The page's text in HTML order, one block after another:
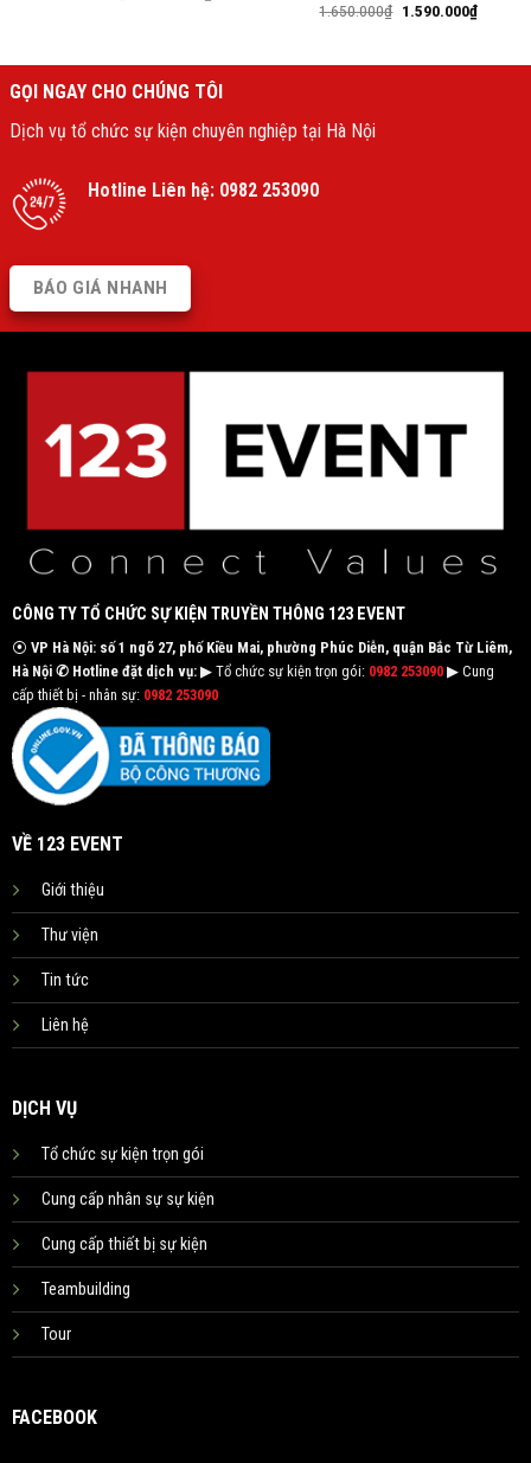
1.650.000₫ 1.590.000₫
GỌI NGAY CHO CHÚNG TÔI
Dịch vụ tổ chức sự kiện chuyên nghiệp tại Hà Nội
Hotline Liên hệ: 0982 253090
BÁO GIÁ NHANH
CÔNG TY TỔ CHỨC SỰ KIỆN TRUYỀN THÔNG 123 EVENT
⦿ VP Hà Nội: số 1 ngõ 27, phố Kiều Mai, phường Phúc Diễn, quận Bắc Từ Liêm,
Hà Nội ✆ Hotline đặt dịch vụ:▶ Tổ chức sự kiện trọn gói: 0982 253090▶ Cung
cấp thiết bị - nhân sự: 0982 253090
VỀ 123 EVENT
Giới thiệu
Thư viện
Tin tức
Liên hệ
DỊCH VỤ
Tổ chức sự kiện trọn gói
Cung cấp nhân sự sự kiện
Cung cấp thiết bị sự kiện
Teambuilding
Tour
FACEBOOK